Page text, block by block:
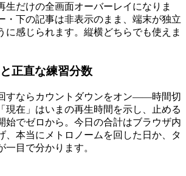
生だけの全画面オーバーレイになりま
・下の記事は非表示のまま、端末が独立
に感じられます。縦横どちらでも使えま
正直な練習分数
すならカウントダウンをオン——時間切
現在」はいまの再生時間を示し、止める
始でゼロから。今日の合計はブラウザ内
、本当にメトロノームを回した日か、タ
一目で分かります。